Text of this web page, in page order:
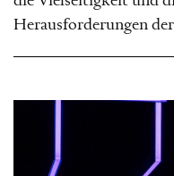
Herausforderungen